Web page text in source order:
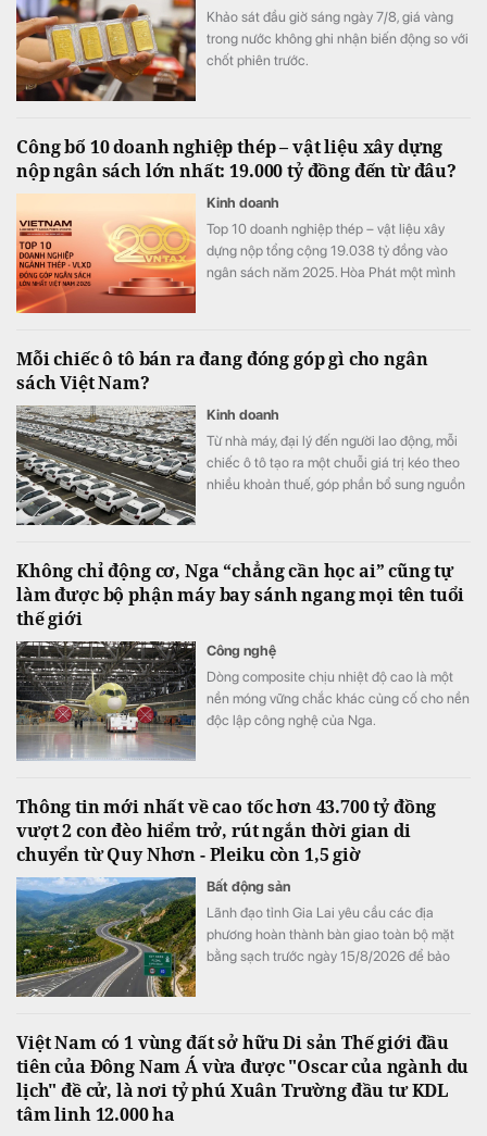
Khảo sát đầu giờ sáng ngày 7/8, giá vàng
trong nước không ghi nhận biến động so với
chốt phiên trước.
Công bố 10 doanh nghiệp thép – vật liệu xây dựng
nộp ngân sách lớn nhất: 19.000 tỷ đồng đến từ đâu?
Kinh doanh
Top 10 doanh nghiệp thép – vật liệu xây
dựng nộp tổng cộng 19.038 tỷ đồng vào
ngân sách năm 2025. Hòa Phát một mình
Mỗi chiếc ô tô bán ra đang đóng góp gì cho ngân
sách Việt Nam?
Kinh doanh
Từ nhà máy, đại lý đến người lao động, mỗi
chiếc ô tô tạo ra một chuỗi giá trị kéo theo
nhiều khoản thuế, góp phần bổ sung nguồn
Không chỉ động cơ, Nga “chẳng cần học ai” cũng tự
làm được bộ phận máy bay sánh ngang mọi tên tuổi
thế giới
Công nghệ
Dòng composite chịu nhiệt độ cao là một
nền móng vững chắc khác củng cố cho nền
độc lập công nghệ của Nga.
Thông tin mới nhất về cao tốc hơn 43.700 tỷ đồng
vượt 2 con đèo hiểm trở, rút ngắn thời gian di
chuyển từ Quy Nhơn - Pleiku còn 1,5 giờ
Bất động sản
Lãnh đạo tỉnh Gia Lai yêu cầu các địa
phương hoàn thành bàn giao toàn bộ mặt
bằng sạch trước ngày 15/8/2026 để bảo
Việt Nam có 1 vùng đất sở hữu Di sản Thế giới đầu
tiên của Đông Nam Á vừa được "Oscar của ngành du
lịch" đề cử, là nơi tỷ phú Xuân Trường đầu tư KDL
tâm linh 12.000 ha